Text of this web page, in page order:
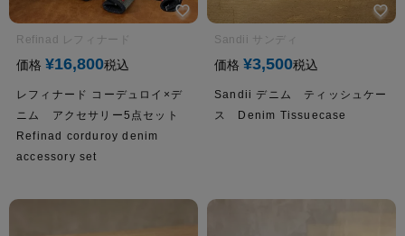
Refinad レフィナード
価格 ¥16,800税込
レフィナード コーデュロイ×デ
ニム アクセサリー5点セット
Refinad corduroy denim
accessory set
Sandii サンディ
価格 ¥3,500税込
Sandii デニム ティッシュケー
ス Denim Tissuecase